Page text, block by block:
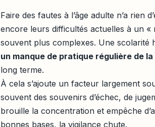
Faire des fautes à l’âge adulte n’a rien
encore leurs difficultés actuelles à un
souvent plus complexes. Une scolarité
un manque de pratique régulière de la
long terme.
À cela s’ajoute un facteur largement
souvent des souvenirs d’échec, de
brouille la concentration et empêche
bonnes bases, la vigilance chute.